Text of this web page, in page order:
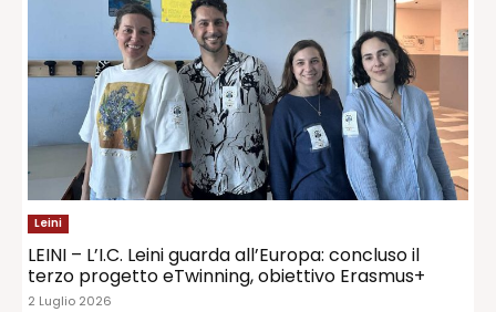
Leini
LEINI – L’I.C. Leini guarda all’Europa: concluso il
terzo progetto eTwinning, obiettivo Erasmus+
2 Luglio 2026